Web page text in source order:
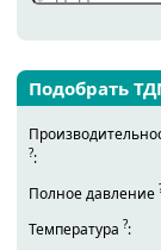
Подобрать
?:
Полное давление
Температура ?: